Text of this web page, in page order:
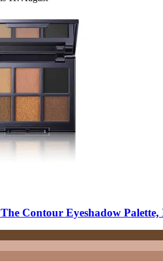
The Contour Eyeshadow Palette,